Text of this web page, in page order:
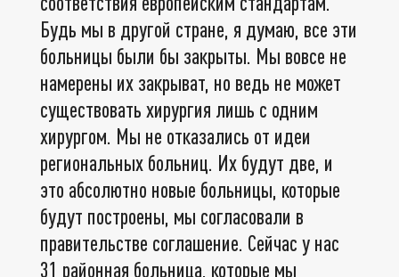
Будь мы в другой стране, я думаю, все эти
больницы были бы закрыты. Мы вовсе не
намерены их закрыват, но ведь не может
существовать хирургия лишь с одним
хирургом. Мы не отказались от идеи
региональных больниц. Их будут две, и
это абсолютно новые больницы, которые
будут построены, мы согласовали в
правительстве соглашение. Сейчас у нас
31 районная больница, которые мы